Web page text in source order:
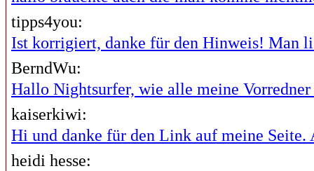
tipps4you:
Ist korrigiert, danke für den Hinweis! Man
BerndWu:
Hallo Nightsurfer, wie alle meine
kaiserkiwi:
Hi und danke für den Link auf meine
heidi hesse: